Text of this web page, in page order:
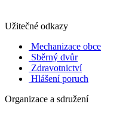
Užitečné odkazy
Mechanizace obce
Sběrný dvůr
Zdravotnictví
Hlášení poruch
Organizace a sdružení